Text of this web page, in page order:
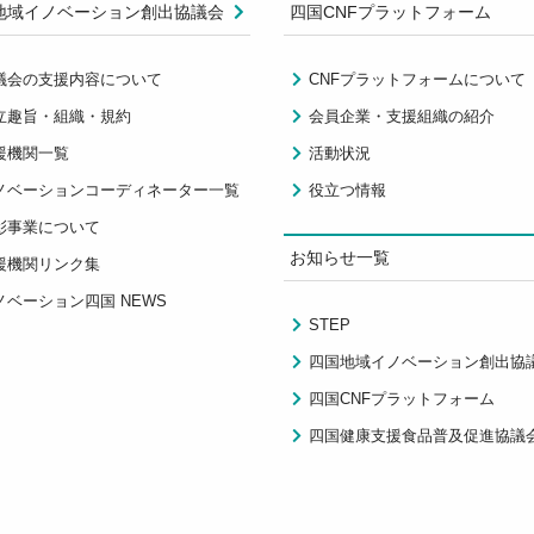
域イノベーション創出協議会
会の支援内容について
趣旨・組織・規約
機関一覧
ベーションコーディネーター一覧
事業について
機関リンク集
ベーション四国 NEWS
四国CNFプラットフォーム
CNFプラットフォームについて
会員企業・支援組織の紹介
活動状況
役立つ情報
お知らせ一覧
STEP
四国地域イノベーション創出協
四国CNFプラットフォーム
四国健康支援食品普及促進協議